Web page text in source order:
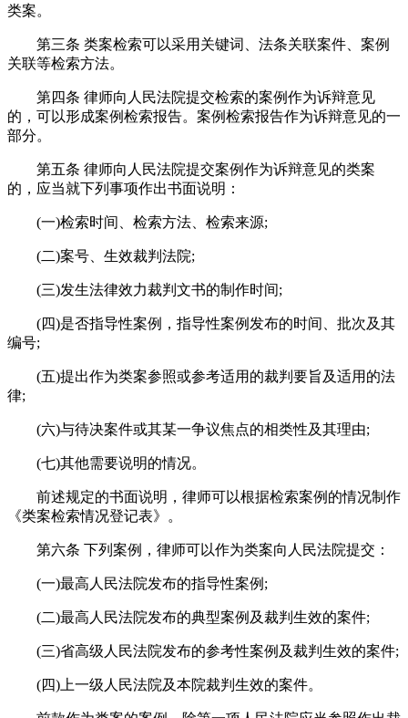
类案。
第三条 类案检索可以采用关键词、法条关联案件、案例
关联等检索方法。
第四条 律师向人民法院提交检索的案例作为诉辩意见
的，可以形成案例检索报告。案例检索报告作为诉辩意见的一
部分。
第五条 律师向人民法院提交案例作为诉辩意见的类案
的，应当就下列事项作出书面说明：
(一)检索时间、检索方法、检索来源;
(二)案号、生效裁判法院;
(三)发生法律效力裁判文书的制作时间;
(四)是否指导性案例，指导性案例发布的时间、批次及其
编号;
(五)提出作为类案参照或参考适用的裁判要旨及适用的法
律;
(六)与待决案件或其某一争议焦点的相类性及其理由;
(七)其他需要说明的情况。
前述规定的书面说明，律师可以根据检索案例的情况制作
《类案检索情况登记表》。
第六条 下列案例，律师可以作为类案向人民法院提交：
(一)最高人民法院发布的指导性案例;
(二)最高人民法院发布的典型案例及裁判生效的案件;
(三)省高级人民法院发布的参考性案例及裁判生效的案件;
(四)上一级人民法院及本院裁判生效的案件。